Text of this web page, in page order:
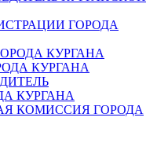
ГОРОДА
КУРГАНА
КУРГАНА
КУРГАНА
КОМИССИЯ ГОРОДА